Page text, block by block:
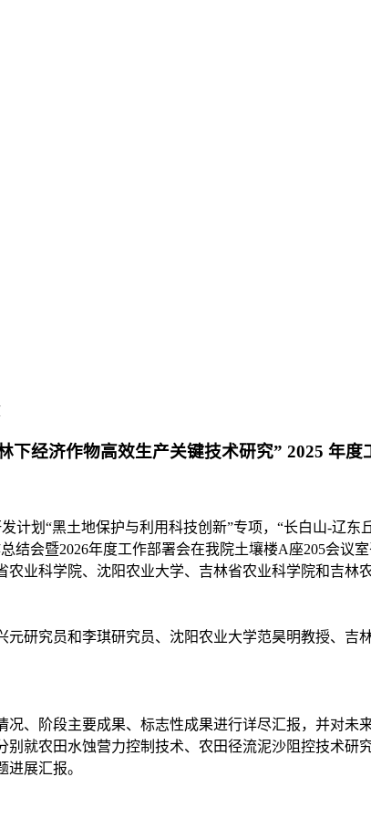
下经济作物高效生产关键技术研究” 2025 年
计划“黑土地保护与利用科技创新”专项，“长白山-辽
结会暨2026年度工作部署会在我院土壤楼A座205会
业科学院、沈阳农业大学、吉林省农业科学院和吉林
研究员和李琪研究员、沈阳农业大学范昊明教授、
、阶段主要成果、标志性成果进行详尽汇报，并对
就农田水蚀营力控制技术、农田径流泥沙阻控技术
展汇报。